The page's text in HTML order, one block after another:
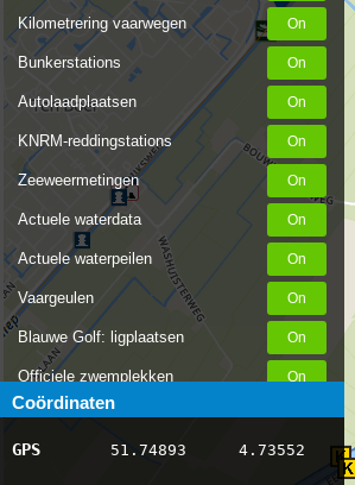
Kilometrering vaarwegen
Bunkerstations
Autolaadplaatsen
KNRM-reddingstations
Zeeweermetingen
Actuele waterdata
Actuele waterpeilen
Vaargeulen
Blauwe Golf: ligplaatsen
Officiele zwemplekken
Stremmingen/hinder
AIS scheepsposities
Coördinaten
GPS 51.74893 4.73552